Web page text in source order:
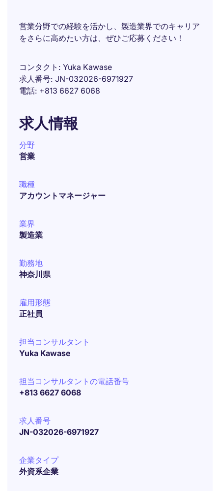
営業分野での経験を活かし、製造業界でのキャリア
をさらに高めたい方は、ぜひご応募ください！
コンタクト
Yuka Kawase
求人番号 JN-032026-6971927
電話 +813 6627 6068
求人情報
分野
営業
職種
アカウントマネージャー
業界
製造業
勤務地
神奈川県
雇用形態
正社員
担当コンサルタント
Yuka Kawase
担当コンサルタントの電話番号
+813 6627 6068
求人番号
JN-032026-6971927
企業タイプ
外資系企業